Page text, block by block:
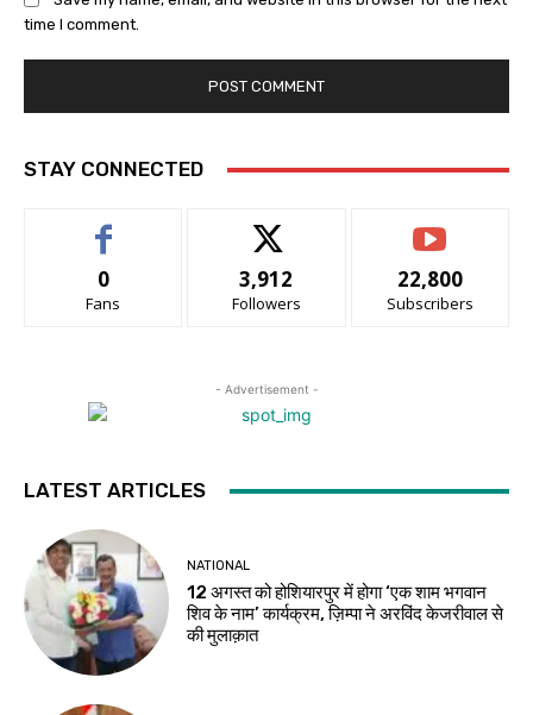
time I comment.
STAY CONNECTED
0
Fans
3,912
Followers
22,800
Subscribers
- Advertisement -
LATEST ARTICLES
NATIONAL
12 अगस्त को होशियारपुर में होगा ‘एक शाम भगवान
शिव के नाम’ कार्यक्रम, ज़िम्पा ने अरविंद केजरीवाल से
की मुलाक़ात